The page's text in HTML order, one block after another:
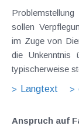
Problemstellung
sollen
im Zuge von
die Unkenntnis
typischerweise
Langtext
Anspruch auf